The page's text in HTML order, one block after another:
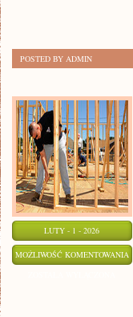
POSTED BY ADMIN
LUTY - 1 - 2026
MOŻLIWOŚĆ KOMENTOWANIA